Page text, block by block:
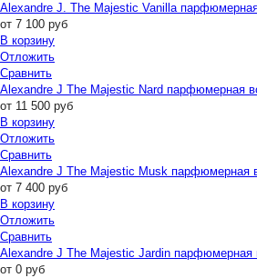
Alexandre J. The Majestic Vanilla
от 7 100 руб
В корзину
Отложить
Сравнить
Alexandre J The Majestic Nard парфюмерная
от 11 500 руб
В корзину
Отложить
Сравнить
Alexandre J The Majestic Musk парфюмерная
от 7 400 руб
В корзину
Отложить
Сравнить
Alexandre J The Majestic Jardin парфюмерная
от 0 руб